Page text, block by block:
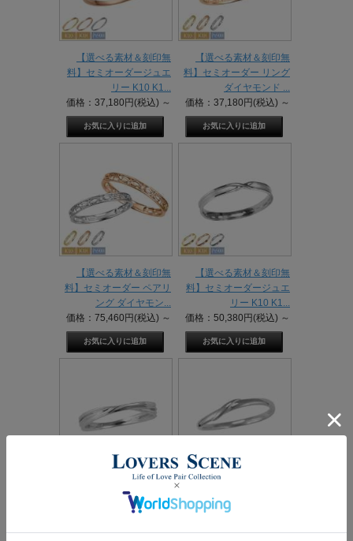
【選べる素材＆刻印無
料】セミオーダージュエ
リー K10 K1...
価格：37,180円(税込) ～
【選べる素材＆刻印無
料】セミオーダー リング
ダイヤモンド ...
価格：37,180円(税込) ～
【選べる素材＆刻印無
料】セミオーダー ペアリ
ング ダイヤモン...
価格：75,460円(税込) ～
【選べる素材＆刻印無
料】セミオーダージュエ
リー K10 K1...
価格：50,380円(税込) ～
材＆刻印無料】セミオー
価格：50,380円(税込)～
料】セミオーダージュエ
価格：42,680円(税込)～